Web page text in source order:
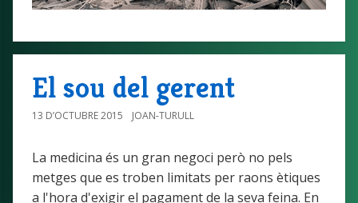
El sou del gerent
13 D’OCTUBRE 2015 JOAN-TURULL
La medicina és un gran negoci però no pels
metges que es troben limitats per raons ètiques
a l'hora d'exigir el pagament de la seva feina. En